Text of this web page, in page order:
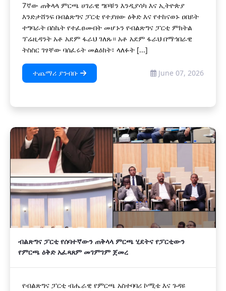
7ኛው ጠቅላላ ምርጫ ሀገራዊ ግቦቹን እንዲያሳካ እና ኢትዮጵያ
እንድታሸንፍ በብልጽግና ፓርቲ የተያዘው ዕቅድ እና የተከናወኑ ዐበይት
ተግባራት በስኬት የተፈፀሙበት መሆኑን የብልጽግና ፓርቲ ምክትል
ፕሬዚዳንት አቶ አደም ፋራህ ገለጹ። አቶ አደም ፋራህ በማኅበራዊ
ትስስር ገፃቸው ባሰፈሩት መልዕክት፣ ላለፉት [...]
ተጨማሪ ያንብቡ June 07, 2026
ብልጽግና ፓርቲ የሰባተኛውን ጠቅላላ ምርጫ ሂደትና የፓርቲውን
የምርጫ ዕቅድ አፈጻጸም መገምገም ጀመረ
የብልጽግና ፓርቲ ብሔራዊ የምርጫ አስተባባሪ ኮሚቴ እና ጉዳዩ